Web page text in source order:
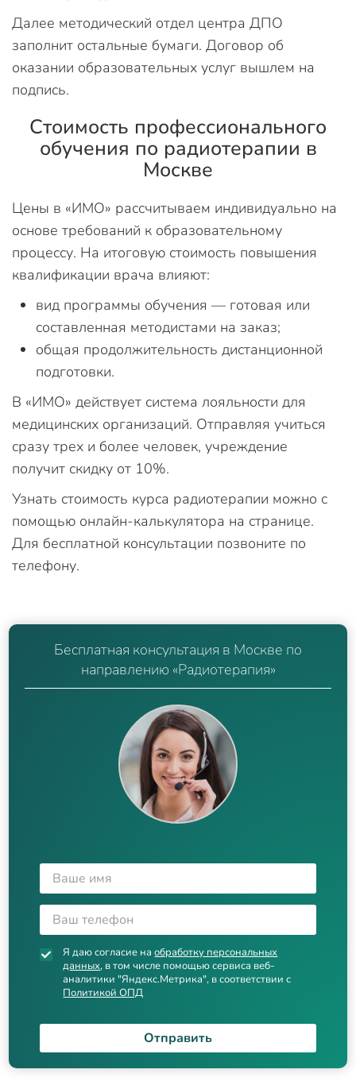
Далее методический отдел центра ДПО
заполнит остальные бумаги. Договор об
оказании образовательных услуг вышлем на
подпись.
Стоимость профессионального
обучения по радиотерапии в
Москве
Цены в «ИМО» рассчитываем индивидуально на
основе требований к образовательному
процессу. На итоговую стоимость повышения
квалификации врача влияют:
вид программы обучения — готовая или
составленная методистами на заказ;
общая продолжительность дистанционной
подготовки.
В «ИМО» действует система лояльности для
медицинских организаций. Отправляя учиться
сразу трех и более человек, учреждение
получит скидку от 10%.
Узнать стоимость курса радиотерапии можно с
помощью онлайн-калькулятора на странице.
Для бесплатной консультации позвоните по
телефону.
Бесплатная консультация в Москве по
направлению «Радиотерапия»
Я даю согласие наобработку персональных
данных, в том числе помощью сервиса веб-
аналитики "Яндекс.Метрика", в соответствии с
Политикой ОПД
Отправить